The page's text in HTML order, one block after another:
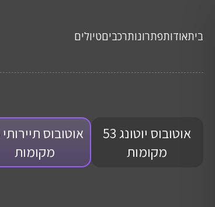
ביתאודותפתרונותרכביםטיולים
אוטובוס יוטונג 53
מקומות
מקומות